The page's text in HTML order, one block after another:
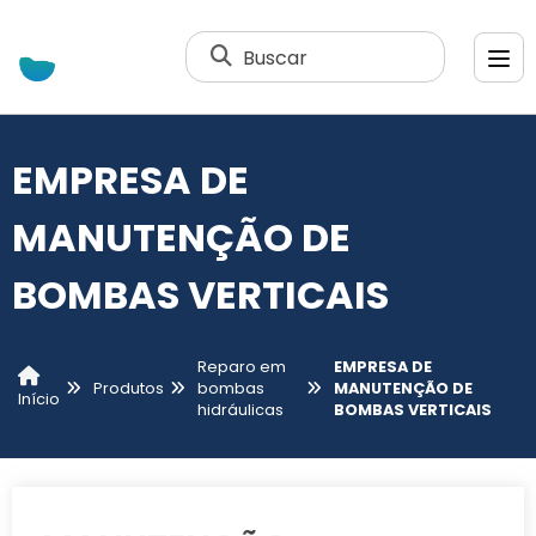
Buscar
EMPRESA DE
MANUTENÇÃO DE
BOMBAS VERTICAIS
Início
Produtos
Reparo em
bombas
hidráulicas
EMPRESA DE
MANUTENÇÃO DE
BOMBAS VERTICAIS